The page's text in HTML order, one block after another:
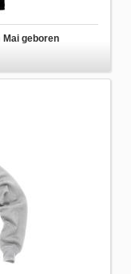
Mai geboren